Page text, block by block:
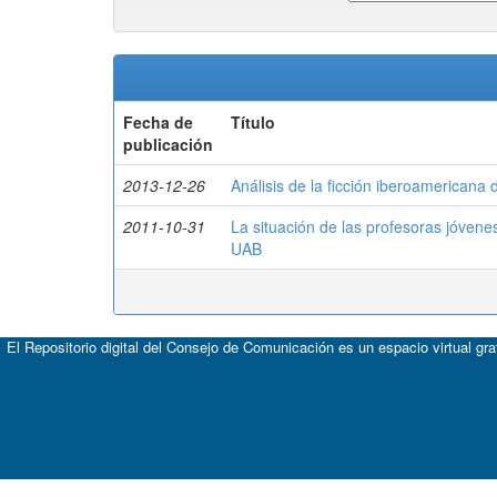
Fecha de
publicación
Título
2013-12-26 Análisis de la ficción iberoamericana
2011-10-31
La situación de las profesoras
UAB
El Repositorio digital del Consejo de Comunicación es un espacio virtual